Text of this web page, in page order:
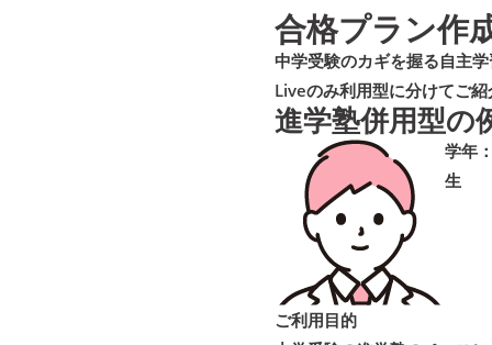
合格プラン作
中学受験のカギを握る自主
Liveのみ利用型に分けてご
進学塾併用型の
学年
生
ご利用目的